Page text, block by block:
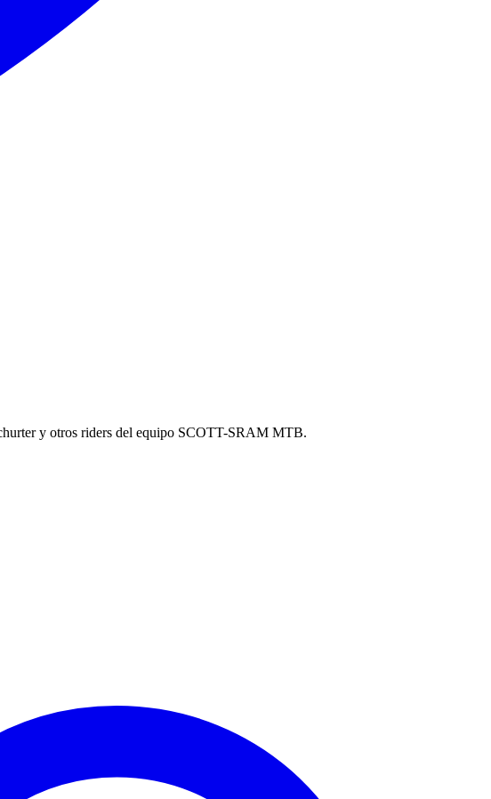
y otros riders del equipo SCOTT-SRAM MTB.